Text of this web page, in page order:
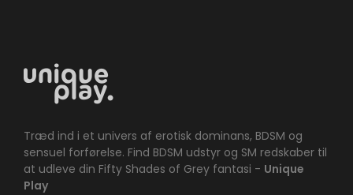
Træd ind i et univers af erotisk dominans, BDSM og
sensuel forførelse. Find BDSM udstyr og SM redskaber til
at udleve din Fifty Shades of Grey fantasi - Unique
Play